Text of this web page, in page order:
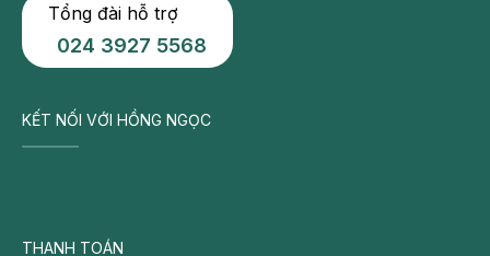
Tổng đài hỗ trợ
024 3927 5568
KẾT NỐI VỚI HỒNG NGỌC
THANH TOÁN